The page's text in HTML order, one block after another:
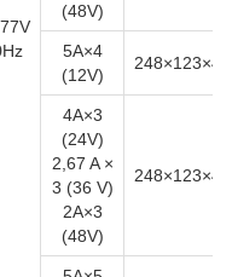
(48V)
5A×4
(12V)
4A×3
(24V)
2,67 A ×
3 (36 V)
2A×3
(48V)